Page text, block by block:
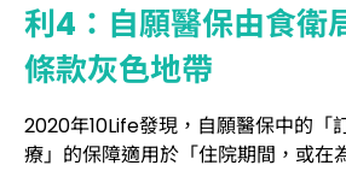
利4：自願醫保由食
條款灰色地帶
2020年10Life發現，自願醫保中的「
療」的保障適用於「住院期間，或在